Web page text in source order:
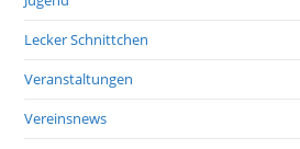
Lecker Schnittchen
Veranstaltungen
Vereinsnews